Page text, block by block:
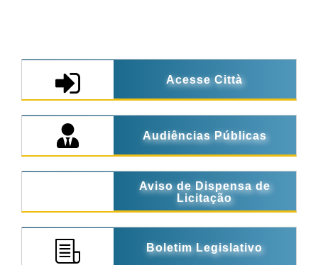
Acesse Città
Audiências Públicas
Aviso de Dispensa de
Licitação
Boletim Legislativo